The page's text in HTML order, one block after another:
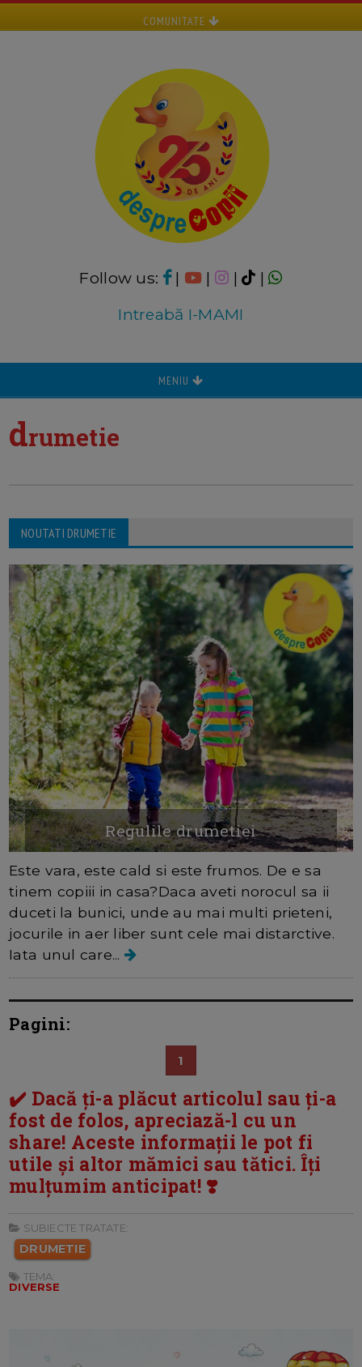
COMUNITATE
Follow us: | | |
|
Intreabă I-MAMI
MENIU
drumetie
NOUTATI DRUMETIE
Regulile drumetiei
Este vara, este cald si este frumos. De e sa
tinem copiii in casa?Daca aveti norocul sa ii
duceti la bunici, unde au mai multi prieteni,
jocurile in aer liber sunt cele mai distarctive.
Iata unul care...
Pagini:
1
✔️ Dacă ți-a plăcut articolul sau ți-a
fost de folos, apreciază-l cu un
share! Aceste informații le pot fi
utile și altor mămici sau tătici. Îți
mulțumim anticipat! ❣️
SUBIECTE TRATATE:
DRUMETIE
TEMA:
DIVERSE